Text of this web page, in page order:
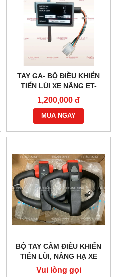
TAY GA- BỘ ĐIỀU KHIỂN
TIẾN LÙI XE NÂNG ET-
166MCU 24V-48V
1,200,000 đ
MUA NGAY
BỘ TAY CẦM ĐIỀU KHIỂN
TIẾN LÙI, NÂNG HẠ XE
NÂNG ĐIỆN PTE15QA
Vui lòng gọi